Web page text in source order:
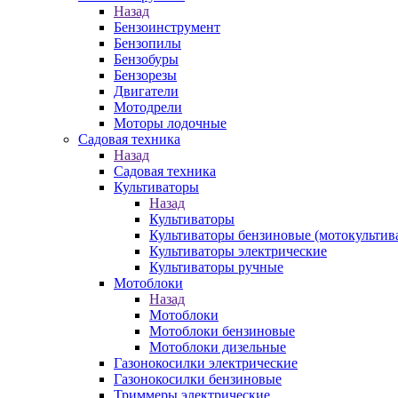
Назад
Бензоинструмент
Бензопилы
Бензобуры
Бензорезы
Двигатели
Мотодрели
Моторы лодочные
Садовая техника
Назад
Садовая техника
Культиваторы
Назад
Культиваторы
Культиваторы бензиновые
Культиваторы электрические
Культиваторы ручные
Мотоблоки
Назад
Мотоблоки
Мотоблоки бензиновые
Мотоблоки дизельные
Газонокосилки электрические
Газонокосилки бензиновые
Триммеры электрические